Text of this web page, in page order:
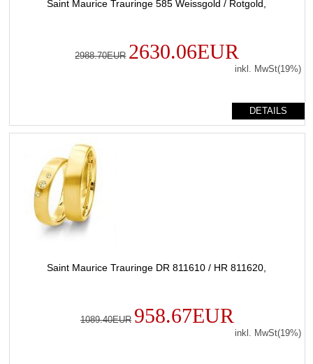
Saint Maurice Trauringe 585 Weissgold / Rotgold,
2988.70EUR 2630.06EUR
inkl. MwSt(19%)
DETAILS
Saint Maurice Trauringe DR 811610 / HR 811620,
1089.40EUR 958.67EUR
inkl. MwSt(19%)